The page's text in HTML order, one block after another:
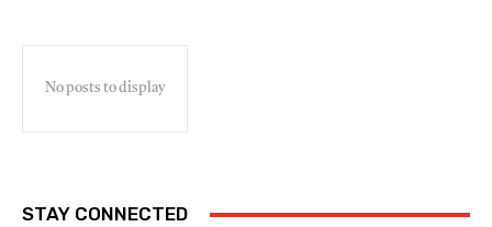
No posts to display
STAY CONNECTED